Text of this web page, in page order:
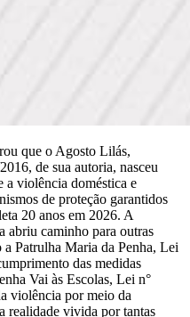
que o Agosto Lilás,
de sua autoria, nasceu
a violência doméstica e
de proteção garantidos
20 anos em 2026. A
abriu caminho para outras
Patrulha Maria da Penha, Lei
das medidas
Vai às Escolas, Lei n°
violência por meio da
realidade vivida por tantas